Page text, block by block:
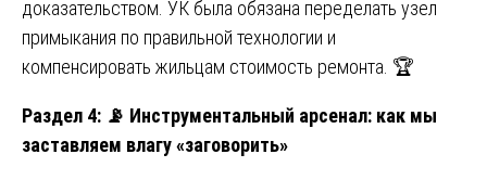
доказательством. УК была обязана переделать узел
примыкания по правильной технологии и
компенсировать жильцам стоимость ремонта. 🏆
Раздел 4: 📡 Инструментальный арсенал: как мы
заставляем влагу «заговорить»